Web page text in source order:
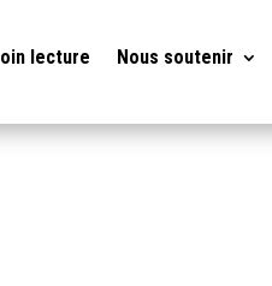
lecture Nous soutenir